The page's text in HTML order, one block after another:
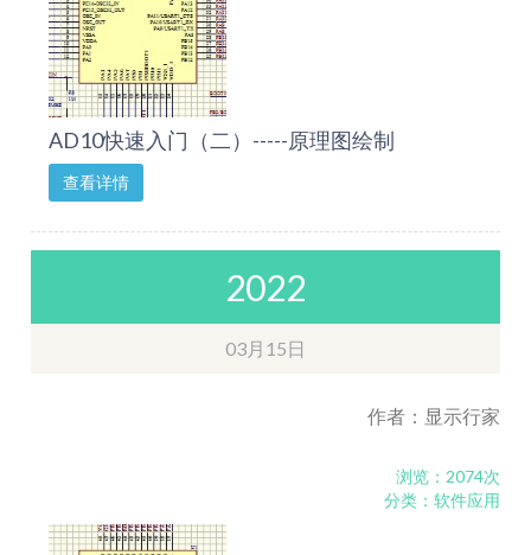
AD10快速入门（二）-----原理图绘制
查看详情
2022
03月15日
作者：显示行家
浏览：2074次
分类：软件应用